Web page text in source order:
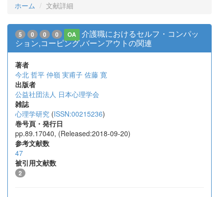
ホーム 文献詳細
5 0 0 0 OA
介護職におけるセルフ・コンパッ
ション,コーピング,バーンアウトの関連
著者
今北 哲平 仲嶺 実甫子 佐藤 寛
出版者
公益社団法人 日本心理学会
雑誌
心理学研究 (ISSN:00215236)
巻号頁・発行日
pp.89.17040, (Released:2018-09-20)
参考文献数
47
被引用文献数
2